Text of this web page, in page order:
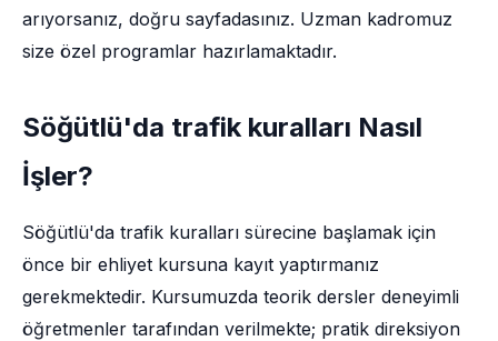
arıyorsanız, doğru sayfadasınız. Uzman kadromuz
size özel programlar hazırlamaktadır.
Söğütlü'da trafik kuralları Nasıl
İşler?
Söğütlü'da trafik kuralları sürecine başlamak için
önce bir ehliyet kursuna kayıt yaptırmanız
gerekmektedir. Kursumuzda teorik dersler deneyimli
öğretmenler tarafından verilmekte; pratik direksiyon